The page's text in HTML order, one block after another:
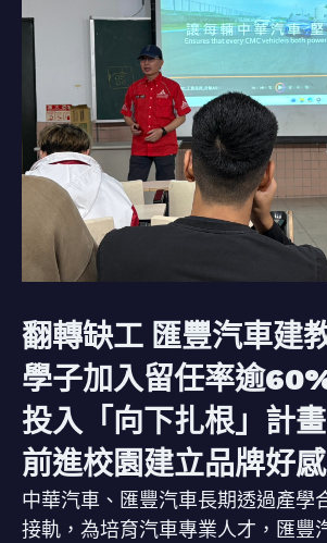
翻轉缺工 匯豐汽車建
學子加入留任率逾
投入「向下扎根」計
前進校園建立品牌好
中華汽車、匯豐汽車長期透過產學
接軌，為培育汽車專業人才，匯豐